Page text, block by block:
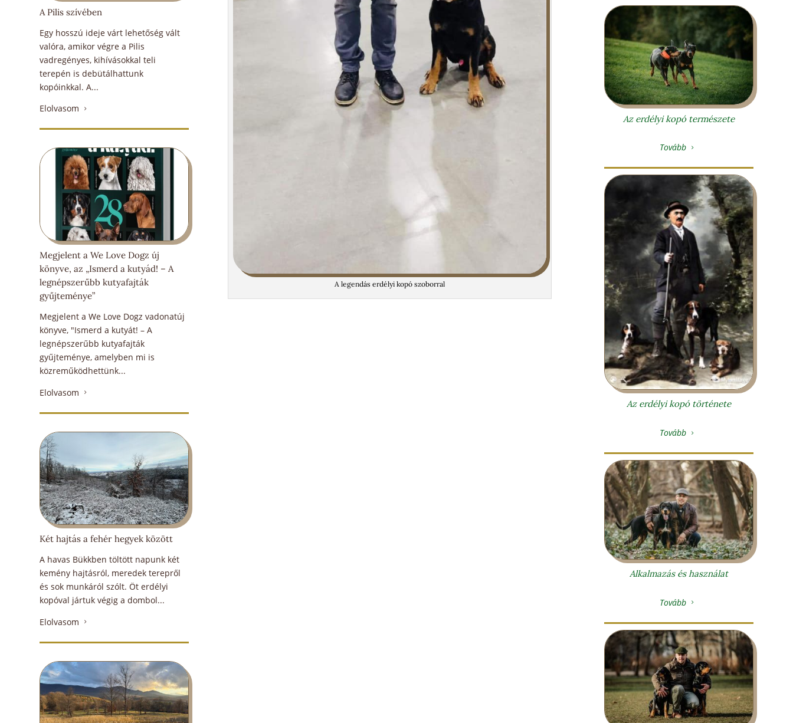
A Pilis szívében
Egy hosszú ideje várt lehetőség vált
valóra, amikor végre a Pilis
vadregényes, kihívásokkal teli
terepén is debütálhattunk
kopóinkkal. A...
Elolvasom
5
Megjelent a We Love Dogz új
könyve, az „Ismerd a kutyád! – A
legnépszerűbb kutyafajták
gyűjteménye”
Megjelent a We Love Dogz vadonatúj
könyve, "Ismerd a kutyát! – A
legnépszerűbb kutyafajták
gyűjteménye, amelyben mi is
közreműködhettünk...
Elolvasom
5
Két hajtás a fehér hegyek között
A havas Bükkben töltött napunk két
kemény hajtásról, meredek terepről
és sok munkáról szólt. Öt erdélyi
kopóval jártuk végig a dombol...
Elolvasom
5
A legendás erdélyi kopó szoborral
Az erdélyi kopó természete
Tovább 5
Az erdélyi kopó története
Tovább 5
Alkalmazás és használat
Tovább 5